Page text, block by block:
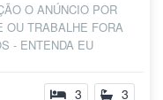
O ANÚNCIO POR
OU TRABALHE FORA
- ENTENDA EU
3 3